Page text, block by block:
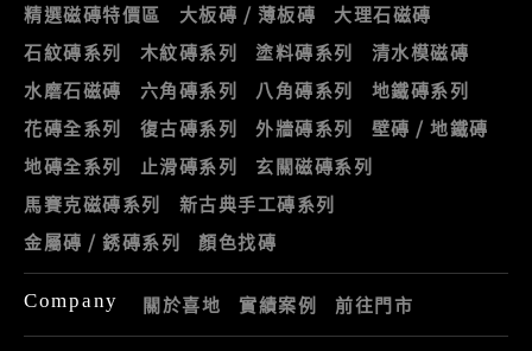
精選磁磚特價區 大板磚 / 薄板磚
大理石磁磚
石紋磚系列
木紋磚系列 塗料磚系列
清水模磁磚
水磨石磁磚
六角磚系列 八角磚系列
地鐵磚系列
花磚全系列
復古磚系列 外牆磚系列
壁磚 / 地鐵磚
地磚全系列
止滑磚系列
玄關磁磚系列
馬賽克磁磚系列
新古典手工磚系列
金屬磚 / 銹磚系列
顏色找磚
Company 關於喜地 實績案例 前往門市